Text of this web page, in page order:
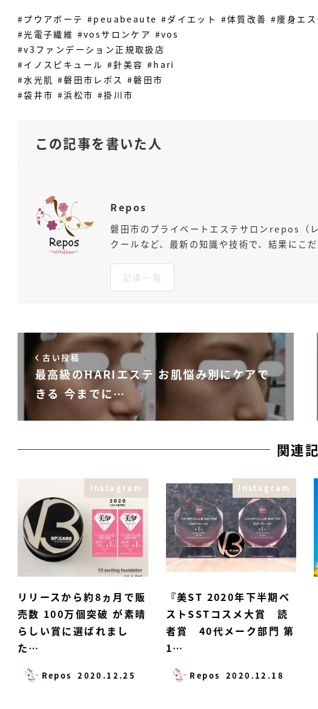
#プウアボーテ #peuabeaute #ダイエット #体質改善 #痩身エス
#光電子繊維 #vosサロンケア #vos
#v3ファンデーション正規取扱店
#イノスピキュール #針美容 #hari
#水光肌 #磐田市レポス #磐田市
#袋井市 #浜松市 #掛川市
この記事を書いた人
Repos
磐田市のプライベートエステサロンrepos（
クールなど、最新の知識や技術で、結果にこ
記事一覧
古い投稿
最高級のHARIエステ お肌悩み別にケアで
きる 今までに…
関連
Instagram
リリースから約8ヵ月で販
売数 100万個突破️️ が素晴
らしい賞に選ばれまし
た️…
Repos 2020.12.25
Instagram
『美ST 2020年下半期ベ
ストSSTコスメ大賞 読
者賞 40代メーク部門 第
1…
Repos 2020.12.18